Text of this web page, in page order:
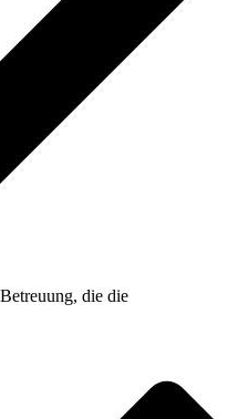
die die